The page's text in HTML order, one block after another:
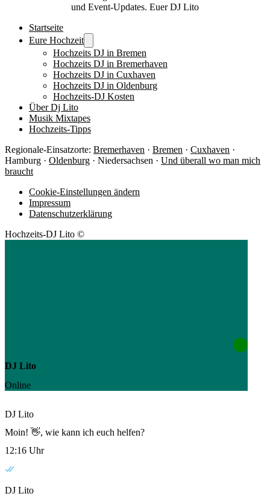
und Event-Updates. Euer DJ Lito
Startseite
Eure Hochzeit
Hochzeits DJ in Bremen
Hochzeits DJ in Bremerhaven
Hochzeits DJ in Cuxhaven
Hochzeits DJ in Oldenburg
Hochzeits-DJ Kosten
Über Dj Lito
Musik Mixtapes
Hochzeits-Tipps
Regionale-Einsatzorte: Bremerhaven · Bremen · Cuxhaven ·
Hamburg · Oldenburg · Niedersachsen · Und überall wo man mich
braucht
Cookie-Einstellungen ändern
Impressum
Datenschutzerklärung
Hochzeits-DJ Lito ©
DJ Lito
Online
DJ Lito
Moin! 👋, wie kann ich euch helfen?
12:16 Uhr
DJ Lito